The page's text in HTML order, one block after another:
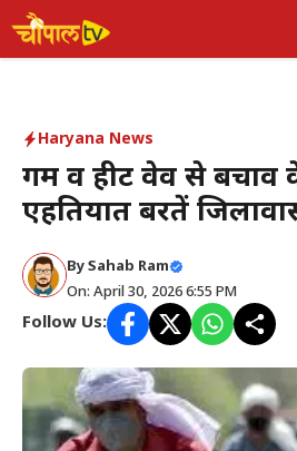
Skip
to
Haryana News
गर्मी व हीट वेव से
एहतियात बरतें
By Sahab Ram
On: April 30, 2026 6:55 PM
Follow Us: